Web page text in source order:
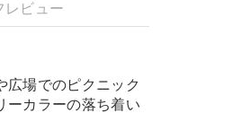
レビュー
広場でのピクニック
ーカラーの落ち着い